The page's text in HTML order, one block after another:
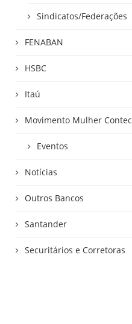
Sindicatos/Federações
FENABAN
HSBC
Itaú
Movimento Mulher Contec
Eventos
Notícias
Outros Bancos
Santander
Securitários e Corretoras